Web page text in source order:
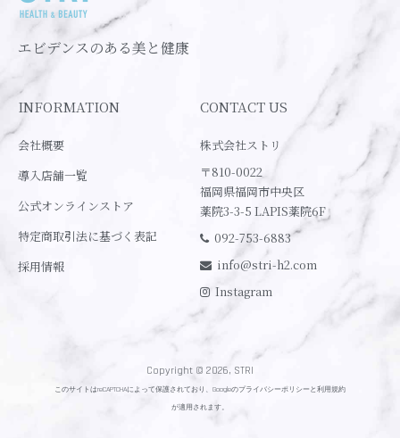
エビデンスのある美と健康
INFORMATION
会社概要
導入店舗一覧
公式オンラインストア
特定商取引法に基づく表記
採用情報
CONTACT US
株式会社ストリ
〒810-0022
福岡県福岡市中央区
薬院3-3-5 LAPIS薬院6F
092-753-6883
info@stri-h2.com
Instagram
Copyright © 2026, STRI
このサイトはreCAPTCHAによって保護されており、Googleのプライバシーポリシーと利用規約
が適用されます。